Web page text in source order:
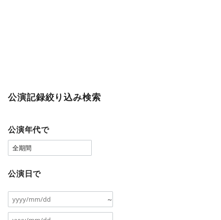
公演記録絞り込み検索
公演年代で
公演日で
～